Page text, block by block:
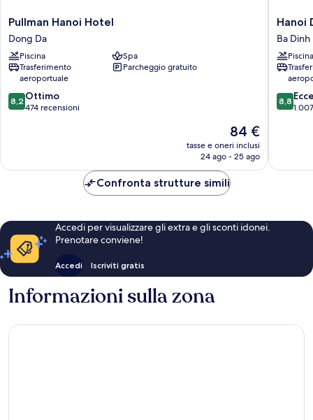
Pullman
Hanoi
Hotel
Dong
Da
Pullman Hanoi Hotel
Dong Da
Piscina
Spa
Trasferimento
aeroportuale
Parcheggio gratuito
8.2
su
8,2 Ottimo
474 recensioni
Il
prezzo
attuale
84 €
84 €
tasse e oneri inclusi
24 ago - 25 ago
Hanoi
Daewoo
Hotel
Ba
Dinh
Hanoi
Ba Dinh
Piscina
8.8
su
8,8
Confronta strutture simili
Accedi per visualizzare gli extra e gli sconti idonei.
Prenotare conviene!
Accedi Iscriviti gratis
Informazioni sulla zona